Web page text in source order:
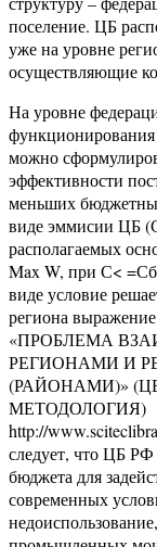
поселение. ЦБ
уже на уровне
осуществляющие
На уровне
функционирования
можно
эффективности
меньших
виде эммисии ЦБ
располагаемых
Max W, при С< =Сбюд. + Сцб, О оф = О оф. рас. (1) В таком виде условие решается на уровне федерации, на уровне региона выражение имеет другой вид – подробнее см. «ПРОБЛЕМА ВЗАИМООТНОШЕНИЙ ЦЕНТРА С РЕГИОНАМИ И РЕГИОНОВ С ГОРОДАМИ (РАЙОНАМИ)» (ЦЕЛЬ, СОДЕРЖАНИЕ, СТРУКТУРА, МЕТОДОЛОГИЯ) http://www.sciteclibrary.ru/rus/catalog/pages/12816.html . Откуда следует, что ЦБ РФ всего лишь должен дополнять средства бюджета для задействовании всех основных фондов. В современных условиях основные фонды имеют существенное недоиспользование, так в июне 2014 г. загрузка промышленных мощностей составляла всего 62 % и были значительные трёхмесячные запасы продукции. Это говорит о плохом использовании основных фондов, что самое главное, плохом «управителе» и в не понимании им структуры экономики. Ещё раз подчеркнём, что российская экономическая наука не оперирует понятием абстрактного представления экономики как объекта исследования. Поэтому нет представления о её структуре – элементы и связи между ними, каждый элемент представляется как самостоятельное звено экономики не связанное с другими. Отсюда и считается, что финансы – это главный элемент экономики (причём и каждый элемент экономики считает себя таковым), ЦБ вообще не входит в структуру экономики. Он как бы над всей экономикой по Конституции Российской Федерации. Это связано с тем, что во времена написания Конституции РФ в России отсутствовало абстрактное представление об экономике как объекте исследования (атрибут любой науки см. «Основы …»), а было лиши её вербальное описание, как, в общем, и любой рыночной экономики. Оценка перспектив существующей модели импортированного роста (возможно правильнее было бы сказать способов управления экономикой под названием импортированного роста) проведена с привлечением огромного статистического материала и сделан в целом правильный вывод, если цены на нефть не будут вновь быстро расти (а такой сценарий практически нереален), то существующая модель не сможет обеспечить экономический рост. Нет никаких признаков, что экономика сумеет выйти из стагнации, если не будет создана новая модель роста. Применять одни и те же методы управления экономикой нельзя. Одним из важнейших параметров описывающих экономику является время и сама рыночная экономика развивается непредсказуемо – одна реализация нестационарного случайного процесса. Это говорит о том, что новая модель роста должна отображать экономику как самоорганизующуюся систему, для которой все внешние воздействия случайны. По-другому не получится. Кроме того не уделено внимание спекулятивному финансовому рынку, который за последнее десятилетие вырос в 30 раз. По-видимому, большая часть «количественного смягчения» ФРС тоже туда направилась. Здесь следует отметить и такой фактор управления экономикой как налоги и прочие блага для бизнеса - конечно красивый, но по сути с непредсказуемым результатом. Полученные преференции во многом идут туда же, что с позиции бизнеса правильно – тут прибыль «здесь и сейчас», а в реальном производстве через 3 – 5 лет и не известно, что будет. По поводу демографии в ближайшие годы численность населения в